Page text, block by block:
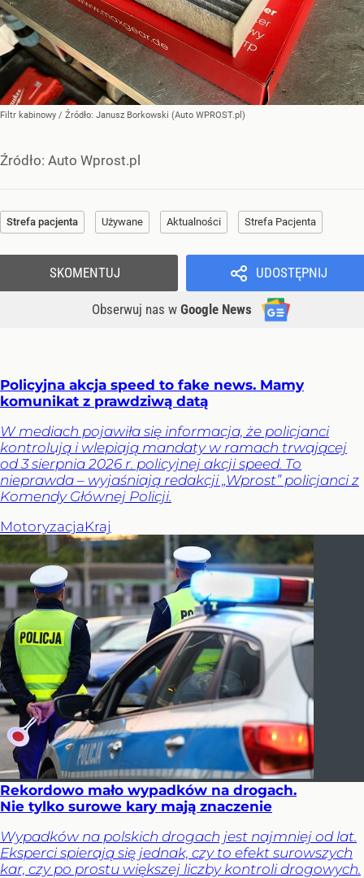
Filtr kabinowy / Źródło: Janusz Borkowski (Auto WPROST.pl)
Źródło: Auto Wprost.pl
Strefa pacjenta Używane Aktualności Strefa Pacjenta
UDOSTĘPNIJ
Obserwuj nas w Google News
SKOMENTUJ
Policyjna akcja speed to fake news. Mamy
komunikat z prawdziwą datą
W mediach pojawiła się informacja, że policjanci
kontrolują i wlepiają mandaty w ramach trwającej
od 3 sierpnia 2026 r. policyjnej akcji speed. To
nieprawda – wyjaśniają redakcji „Wprost” policjanci z
Komendy Głównej Policji.
MotoryzacjaKraj
Rekordowo mało wypadków na drogach.
Nie tylko surowe kary mają znaczenie
Wypadków na polskich drogach jest najmniej od lat.
Eksperci spierają się jednak, czy to efekt surowszych
kar, czy po prostu większej liczby kontroli drogowych.